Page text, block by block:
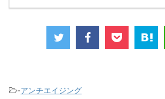
-アンチエイジング